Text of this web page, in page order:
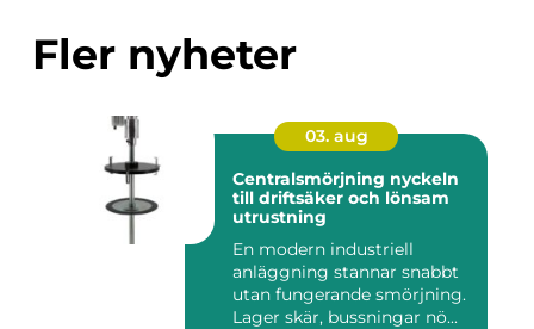
Fler nyheter
03. aug
Centralsmörjning nyckeln
till driftsäker och lönsam
utrustning
En modern industriell
anläggning stannar snabbt
utan fungerande smörjning.
Lager skär, bussningar nö...